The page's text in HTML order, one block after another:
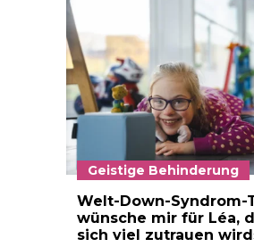
Léa zeigt ihre Freude mit
Geistige Behinderung
Welt-Down-Syndrom-
wünsche mir für Léa,
sich viel zutrauen